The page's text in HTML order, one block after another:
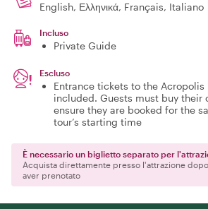
English, Ελληνικά, Français, Italiano
Incluso
Private Guide
Escluso
Entrance tickets to the Acropolis
included. Guests must buy their
ensure they are booked for the
tour’s starting time
È necessario un biglietto separato per
Acquista direttamente presso l'attrazione dopo
aver prenotato